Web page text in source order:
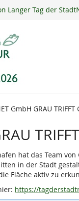
Langer Tag der
GmbH GRAU
hat das Team
in der Stadt
Fläche aktiv zu
https://